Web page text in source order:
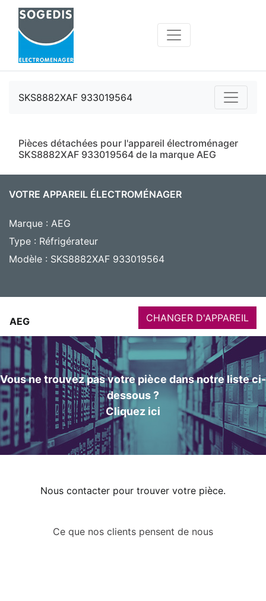
SKS8882XAF 933019564
Pièces détachées pour l'appareil électroménager
SKS8882XAF 933019564 de la marque AEG
VOTRE APPAREIL ÉLECTROMÉNAGER
Marque : AEG
Type : Réfrigérateur
Modèle : SKS8882XAF 933019564
AEG CHANGER D'APPAREIL
Vous ne trouvez pas votre pièce dans notre liste ci-
dessous ?
Cliquez ici
Nous contacter pour trouver votre pièce.
Ce que nos clients pensent de nous